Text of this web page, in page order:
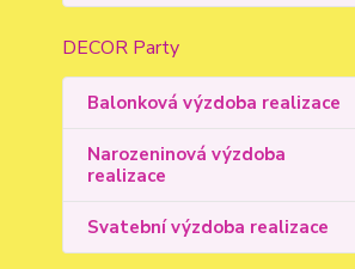
DECOR Party
Balonková výzdoba realizace
Narozeninová výzdoba
realizace
Svatební výzdoba realizace